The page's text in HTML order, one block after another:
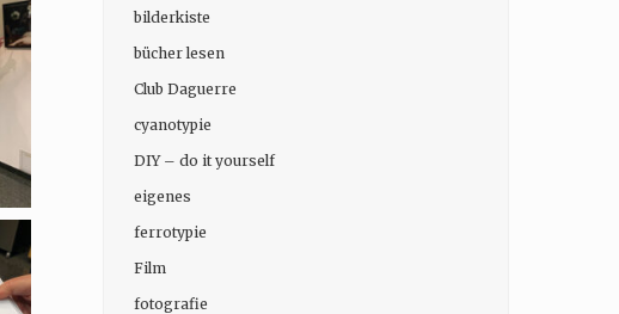
bilderkiste
bücher lesen
Club Daguerre
cyanotypie
DIY – do it yourself
eigenes
ferrotypie
Film
fotografie